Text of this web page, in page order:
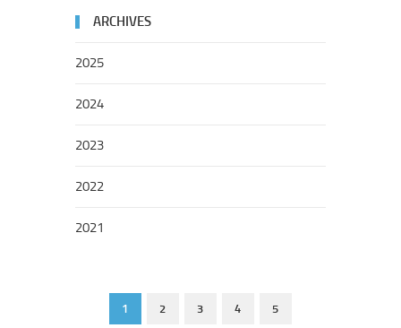
ARCHIVES
2025
2024
2023
2022
2021
1 2 3 4 5